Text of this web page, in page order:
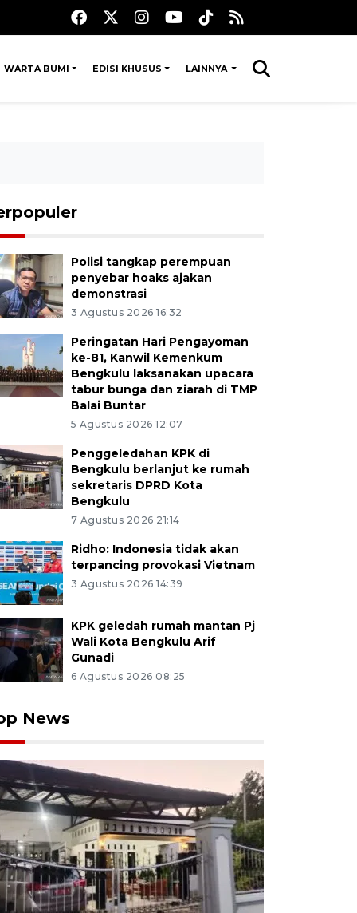
WARTA BUMI EDISI KHUSUS LAINNYA
Polisi tangkap perempuan
penyebar hoaks ajakan
demonstrasi
3 Agustus 2026 16:32
Peringatan Hari Pengayoman
ke-81, Kanwil Kemenkum
Bengkulu laksanakan upacara
tabur bunga dan ziarah di TMP
Balai Buntar
5 Agustus 2026 12:07
Penggeledahan KPK di
Bengkulu berlanjut ke rumah
sekretaris DPRD Kota
Bengkulu
7 Agustus 2026 21:14
Ridho: Indonesia tidak akan
terpancing provokasi Vietnam
3 Agustus 2026 14:39
KPK geledah rumah mantan Pj
Wali Kota Bengkulu Arif
Gunadi
6 Agustus 2026 08:25
News